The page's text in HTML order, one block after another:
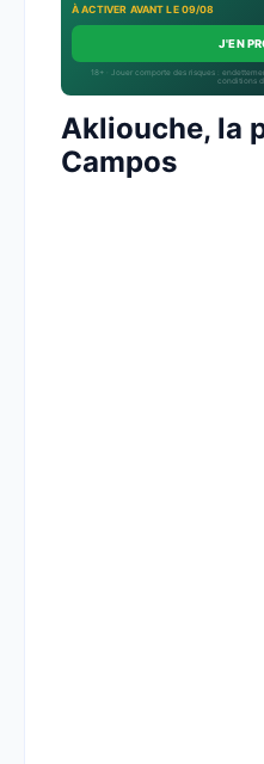
À ACTIVER AVANT LE 09/08
J'EN
18+ · Jouer comporte des risques :
conditions
Akliouche, la
Campos